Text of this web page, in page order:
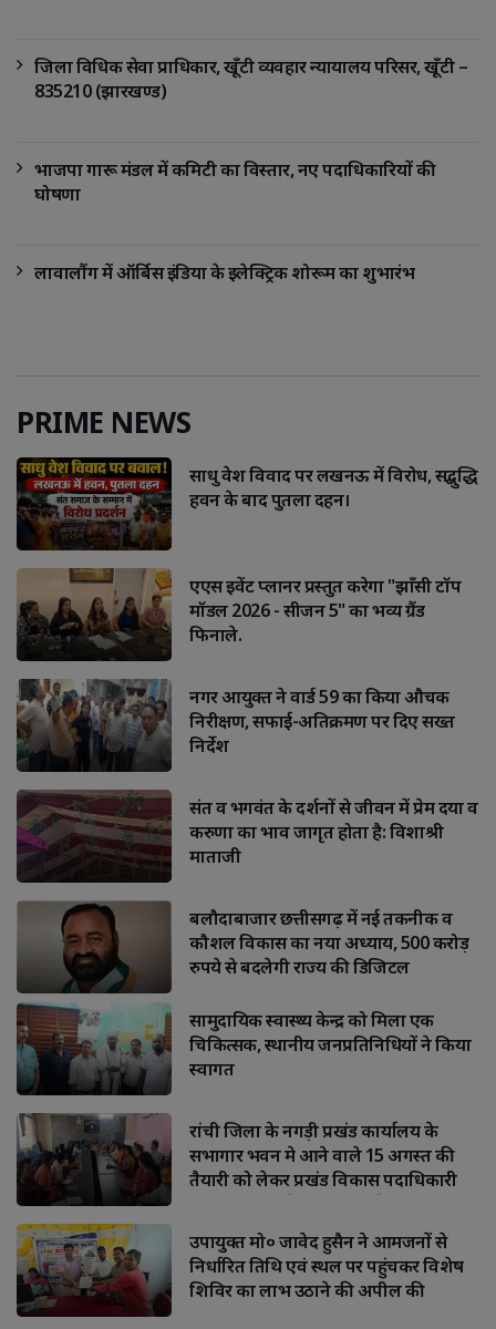
जिला विधिक सेवा प्राधिकार, खूँटी व्यवहार न्यायालय परिसर, खूँटी –
835210 (झारखण्ड)
भाजपा गारू मंडल में कमिटी का विस्तार, नए पदाधिकारियों की
घोषणा
लावालौंग में ऑर्बिस इंडिया के इलेक्ट्रिक शोरूम का शुभारंभ
PRIME NEWS
साधु वेश विवाद पर लखनऊ में विरोध, सद्बुद्धि
हवन के बाद पुतला दहन।
एएस इवेंट प्लानर प्रस्तुत करेगा "झाँसी टॉप
मॉडल 2026 - सीजन 5" का भव्य ग्रैंड
फिनाले.
नगर आयुक्त ने वार्ड 59 का किया औचक
निरीक्षण, सफाई-अतिक्रमण पर दिए सख्त
निर्देश
संत व भगवंत के दर्शनों से जीवन में प्रेम दया व
करुणा का भाव जागृत होता है: विशाश्री
माताजी
बलौदाबाजार छत्तीसगढ़ में नई तकनीक व
कौशल विकास का नया अध्याय, 500 करोड़
रुपये से बदलेगी राज्य की डिजिटल
सामुदायिक स्वास्थ्य केन्द्र को मिला एक
चिकित्सक, स्थानीय जनप्रतिनिधियों ने किया
स्वागत
रांची जिला के नगड़ी प्रखंड कार्यालय के
सभागार भवन मे आने वाले 15 अगस्त की
तैयारी को लेकर प्रखंड विकास पदाधिकारी
उपायुक्त मो० जावेद हुसैन ने आमजनों से
निर्धारित तिथि एवं स्थल पर पहुंचकर विशेष
शिविर का लाभ उठाने की अपील की